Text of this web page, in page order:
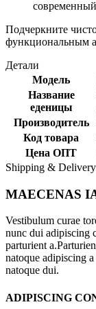
Подчеркните
функциональным
Детали
Модель
Название
еденицы
Производитель
Код товара
Цена ОПТ
Shipping & Delivery
MAECENAS
Vestibulum curae
nunc dui adipiscing
parturient
natoque adipiscing
natoque dui.
ADIPISCING